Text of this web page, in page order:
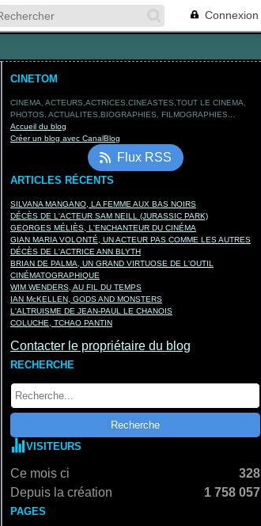
Connexion
CINETOM
CINEMA, ACTEURS,ACTRICES,CINEASTES,TOUT LE CINEMA,
PHOTOS, ACTUALITES,BIOGRAPHIES, FILMOGRAPHIES...
Accueil du blog
Créer un blog avec CanalBlog
Flux RSS
ARTICLES RÉCENTS
SILVANA MANGANO, LA FEMME AUX BAS NOIRS
DÉCÈS DE L'ACTEUR SAM NEILL (JURASSIC PARK)
GEORGES MÉLIÈS, L'ENCHANTEUR DU CINÉMA
GIAN MARIA VOLONTÉ, UN ACTEUR PAS COMME LES AUTRES
DÉCÈS DE L'ACTRICE ANN BLYTH
BRIAN DE PALMA, UN GRAND VIRTUOSE DE L'OUTIL
CINÉMATOGRAPHIQUE
WIM WENDERS, AU FIL DU TEMPS
IAN McKELLEN, GODS AND MONSTERS
L'ALTRUISME DE JEAN-PAUL LE CHANOIS
COLUCHE, TCHAO PANTIN
Contacter le propriétaire du blog
RECHERCHE
VISITEURS
Ce mois ci
328
Depuis la création
1 758 057
PAGES